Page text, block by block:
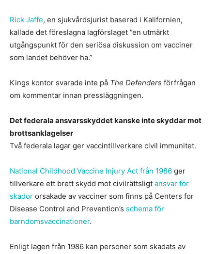
Rick Jaffe, en sjukvårdsjurist baserad i Kalifornien,
kallade det föreslagna lagförslaget ”en utmärkt
utgångspunkt för den seriösa diskussion om vacciner
som landet behöver ha.”
Kings kontor svarade inte på The Defenders förfrågan
om kommentar innan pressläggningen.
Det federala ansvarsskyddet kanske inte skyddar mot
brottsanklagelser
Två federala lagar ger vaccintillverkare civil immunitet.
National Childhood Vaccine Injury Act från 1986 ger
tillverkare ett brett skydd mot civilrättsligt ansvar för
skador orsakade av vacciner som finns på Centers for
Disease Control and Prevention’s schema för
barndomsvaccinationer.
Enligt lagen från 1986 kan personer som skadats av